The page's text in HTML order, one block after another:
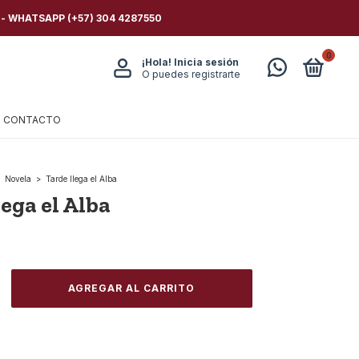
- WHATSAPP (+57) 304 4287550
¡Hola! Inicia sesión
O puedes registrarte
0
CONTACTO
Novela > Tarde llega el Alba
el Alba